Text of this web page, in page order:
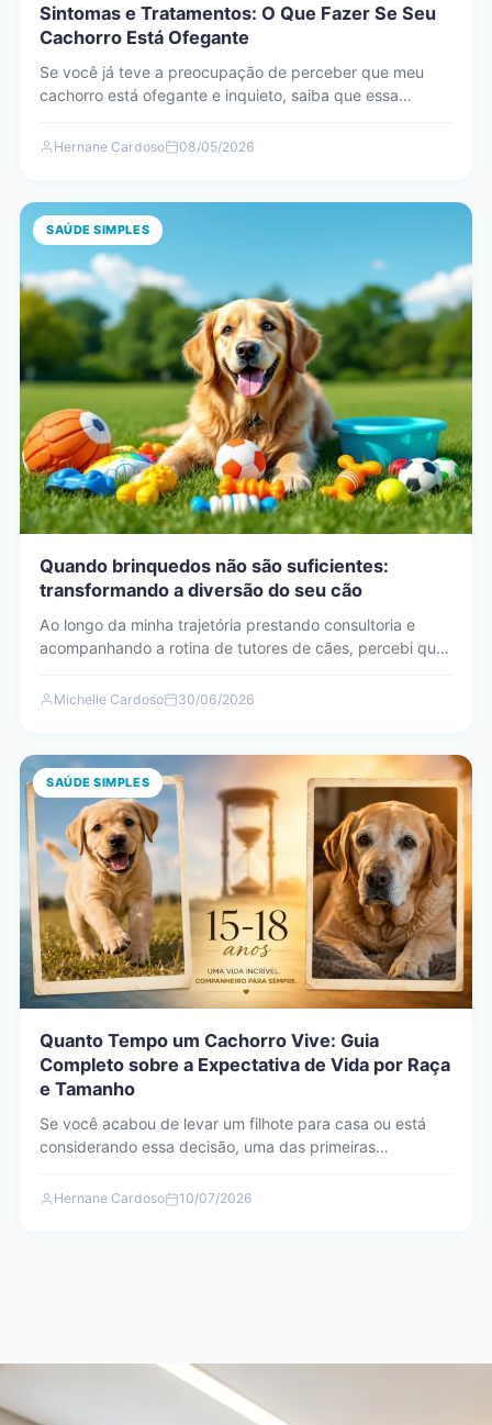
Sintomas e Tratamentos: O Que Fazer Se Seu
Cachorro Está Ofegante
Se você já teve a preocupação de perceber que meu
cachorro está ofegante e inquieto, saiba que essa…
Hernane Cardoso 08/05/2026
SAÚDE SIMPLES
Quando brinquedos não são suficientes:
transformando a diversão do seu cão
Ao longo da minha trajetória prestando consultoria e
acompanhando a rotina de tutores de cães, percebi que
Michelle Cardoso 30/06/2026
SAÚDE SIMPLES
Quanto Tempo um Cachorro Vive: Guia
Completo sobre a Expectativa de Vida por Raça
e Tamanho
Se você acabou de levar um filhote para casa ou está
considerando essa decisão, uma das primeiras
Hernane Cardoso 10/07/2026